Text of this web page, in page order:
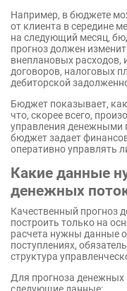
Например, в бюджете
от клиента в середине
на следующий месяц,
прогноз должен
внеплановых расходов,
договоров, налоговых
дебиторской
Бюджет показывает,
что, скорее всего,
управления денежными
бюджет задает
оперативно управлять
Какие данные
денежных
Качественный прогноз
построить только на
расчета нужны данные
поступлениях,
структура
Для прогноза денежных